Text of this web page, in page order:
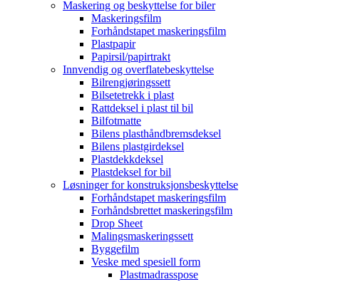
Maskering og beskyttelse for biler
Maskeringsfilm
Forhåndstapet maskeringsfilm
Plastpapir
Papirsil/papirtrakt
Innvendig og overflatebeskyttelse
Bilrengjøringssett
Bilsetetrekk i plast
Rattdeksel i plast til bil
Bilfotmatte
Bilens plasthåndbremsdeksel
Bilens plastgirdeksel
Plastdekkdeksel
Plastdeksel for bil
Løsninger for konstruksjonsbeskyttelse
Forhåndstapet maskeringsfilm
Forhåndsbrettet maskeringsfilm
Drop Sheet
Malingsmaskeringssett
Byggefilm
Veske med spesiell form
Plastmadrasspose